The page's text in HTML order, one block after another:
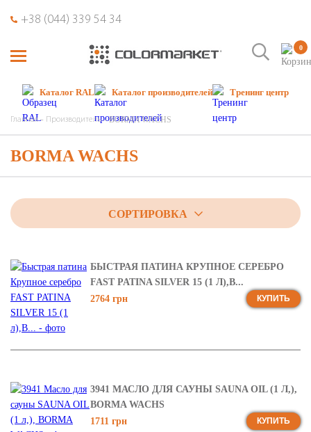
+38 (044) 339 54 34
0
Каталог RAL Каталог производителей Тренинг центр
Главная Производитель BORMA WACHS
BORMA WACHS
СОРТИРОВКА
БЫСТРАЯ ПАТИНА КРУПНОЕ СЕРЕБРО
FAST PATINA SILVER 15 (1 Л),B...
2764 грн
КУПИТЬ
3941 МАСЛО ДЛЯ САУНЫ SAUNA OIL (1 Л,),
BORMA WACHS
1711 грн
КУПИТЬ